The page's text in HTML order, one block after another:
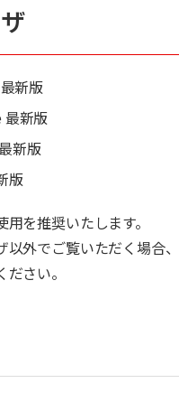
新版
新版
新版
版
を推奨いたします。
以外でご覧いただく場合
さい。